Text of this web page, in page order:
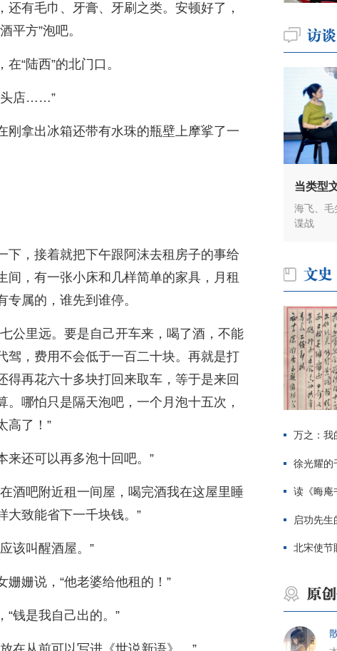
有毛巾、牙膏、牙刷之类。安顿好了，
平方”泡吧。
“陆西”的北门口。
头店……”
刚拿出冰箱还带有水珠的瓶壁上摩挲了一
下，接着就把下午跟阿沫去租房子的事给
，有一张小床和几样简单的家具，月租
属的，谁先到谁停。
公里远。要是自己开车来，喝了酒，不能
驾，费用不会低于一百二十块。再就是打
再花六十多块打回来取车，等于是来回
哪怕只是隔天泡吧，一个月泡十五次，
高了！”
来还可以再多泡十回吧。”
酒吧附近租一间屋，喝完酒我在这屋里睡
大致能省下一千块钱。”
该叫醒酒屋。”
姗说，“他老婆给他租的！”
“钱是我自己出的。”
当类型
海飞、毛
谍战
万之：我
徐光耀的
读《晦庵
启功先生
北宋使节